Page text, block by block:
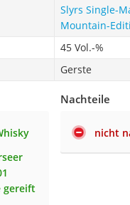
Slyrs Single-
Mountain-
45 Vol.-%
Gerste
gereift
Nachteile
nicht